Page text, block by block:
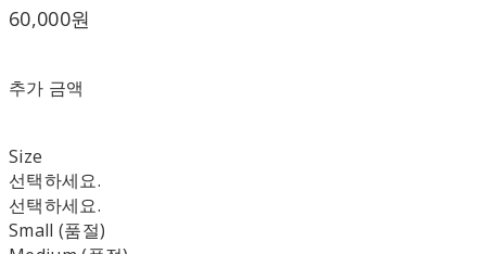
60,000원
추가 금액
Size
선택하세요.
선택하세요.
Small (품절)